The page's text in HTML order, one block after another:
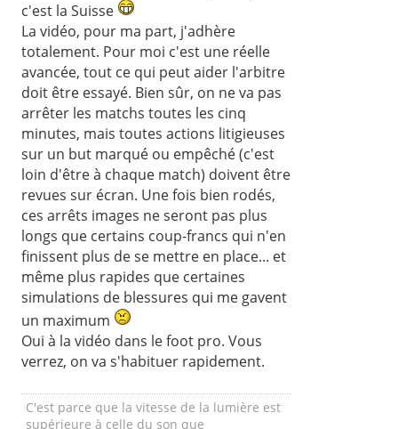
c'est la Suisse
La vidéo, pour ma part, j'adhère
totalement. Pour moi c'est une réelle
avancée, tout ce qui peut aider l'arbitre
doit être essayé. Bien sûr, on ne va pas
arrêter les matchs toutes les cinq
minutes, mais toutes actions litigieuses
sur un but marqué ou empêché (c'est
loin d'être à chaque match) doivent être
revues sur écran. Une fois bien rodés,
ces arrêts images ne seront pas plus
longs que certains coup-francs qui n'en
finissent plus de se mettre en place... et
même plus rapides que certaines
simulations de blessures qui me gavent
un maximum
Oui à la vidéo dans le foot pro. Vous
verrez, on va s'habituer rapidement.
C'est parce que la vitesse de la lumière est
supérieure à celle du son que